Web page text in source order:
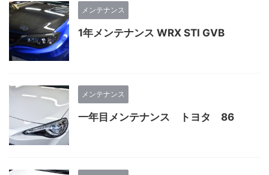
メンテナンス
1年メンテナンス WRX STI GVB
メンテナンス
一年目メンテナンス トヨタ 86